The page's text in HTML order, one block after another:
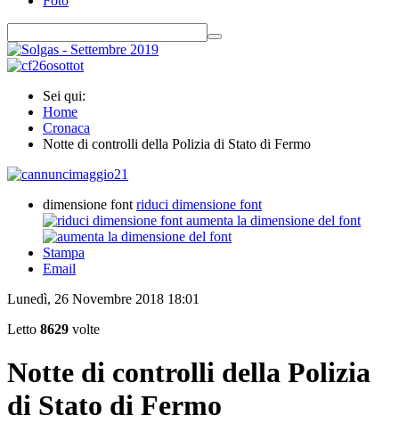
Sei qui:
Home
Cronaca
Notte di controlli della Polizia di Stato di Fermo
dimensione font riduci dimensione font
aumenta la dimensione del font
Stampa
Email
Lunedì, 26 Novembre 2018 18:01
Letto 8629 volte
Notte di controlli della Polizia
di Stato di Fermo